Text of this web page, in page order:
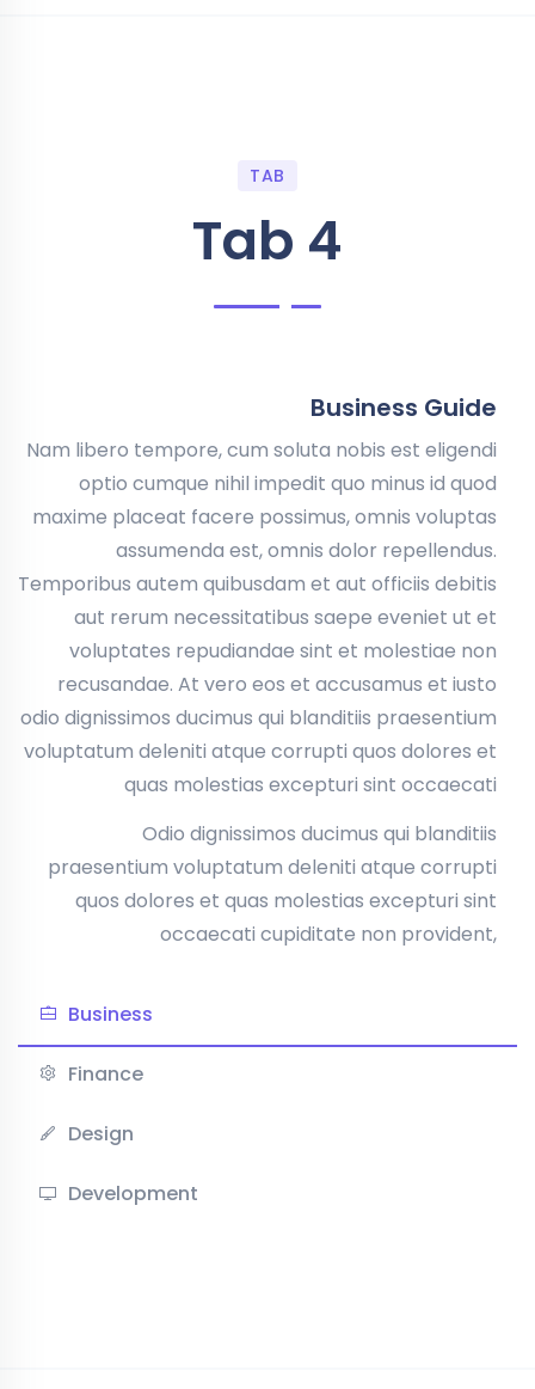
TAB
Tab 4
Business Guide
Nam libero tempore, cum soluta nobis est eligendi
optio cumque nihil impedit quo minus id quod
maxime placeat facere possimus, omnis voluptas
assumenda est, omnis dolor repellendus.
Temporibus autem quibusdam et aut officiis debitis
aut rerum necessitatibus saepe eveniet ut et
voluptates repudiandae sint et molestiae non
recusandae. At vero eos et accusamus et iusto
odio dignissimos ducimus qui blanditiis praesentium
voluptatum deleniti atque corrupti quos dolores et
quas molestias excepturi sint occaecati
Odio dignissimos ducimus qui blanditiis
praesentium voluptatum deleniti atque corrupti
quos dolores et quas molestias excepturi sint
occaecati cupiditate non provident,
Business
Finance
Design
Development